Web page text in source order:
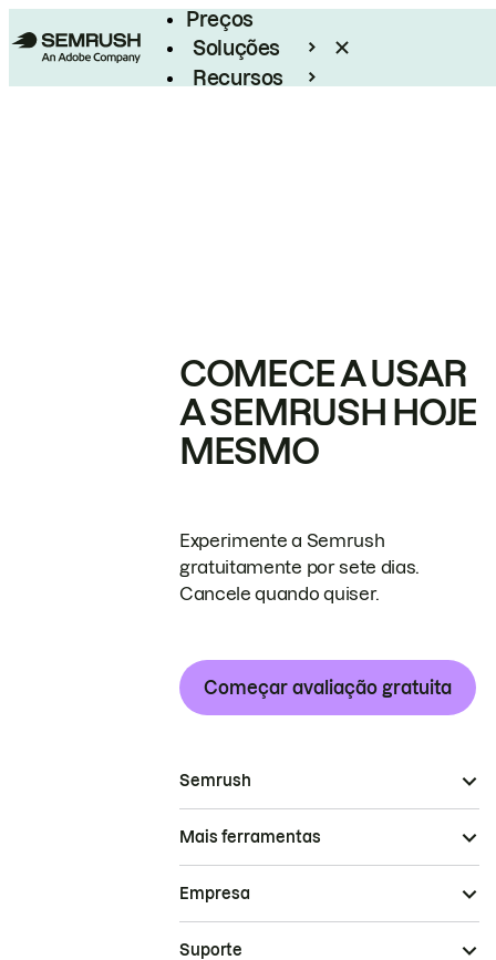
Preços
Soluções
Recursos
COMECE A USAR
A SEMRUSH HOJE
MESMO
Experimente a Semrush
gratuitamente por sete dias.
Cancele quando quiser.
Começar avaliação gratuita
Semrush
Mais ferramentas
Empresa
Suporte